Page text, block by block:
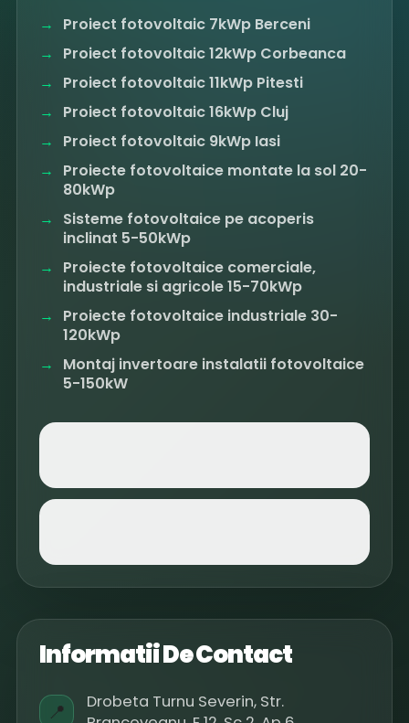
Proiect fotovoltaic 7kWp Berceni
Proiect fotovoltaic 12kWp Corbeanca
Proiect fotovoltaic 11kWp Pitesti
Proiect fotovoltaic 16kWp Cluj
Proiect fotovoltaic 9kWp Iasi
Proiecte fotovoltaice montate la sol 20-
80kWp
Sisteme fotovoltaice pe acoperis
inclinat 5-50kWp
Proiecte fotovoltaice comerciale,
industriale si agricole 15-70kWp
Proiecte fotovoltaice industriale 30-
120kWp
Montaj invertoare instalatii fotovoltaice
5-150kW
Informatii De Contact
📍
Drobeta Turnu Severin, Str.